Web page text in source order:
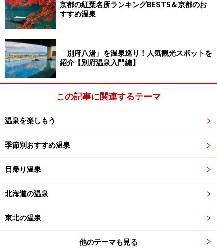
京都の紅葉名所ランキングBEST5＆京都のお
すすめ温泉
「別府八湯」を温泉巡り！人気観光スポットを
紹介【別府温泉入門編】
この記事に関連するテーマ
温泉を楽しもう
季節別おすすめ温泉
日帰り温泉
北海道の温泉
東北の温泉
他のテーマも見る